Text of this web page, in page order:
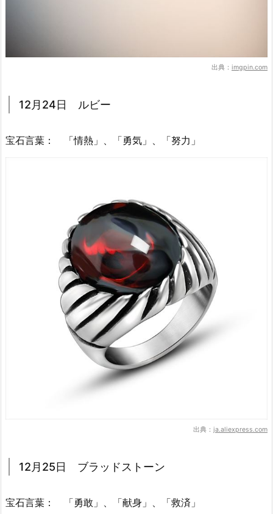
出典： imgpin.com
12月24日 ルビー
宝石言葉： 「情熱」、「勇気」、「努力」
出典： ja.aliexpress.com
12月25日 ブラッドストーン
宝石言葉： 「勇敢」、「献身」、「救済」